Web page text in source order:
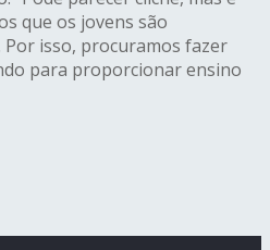
que os jovens são
isso, procuramos fazer
para proporcionar ensino